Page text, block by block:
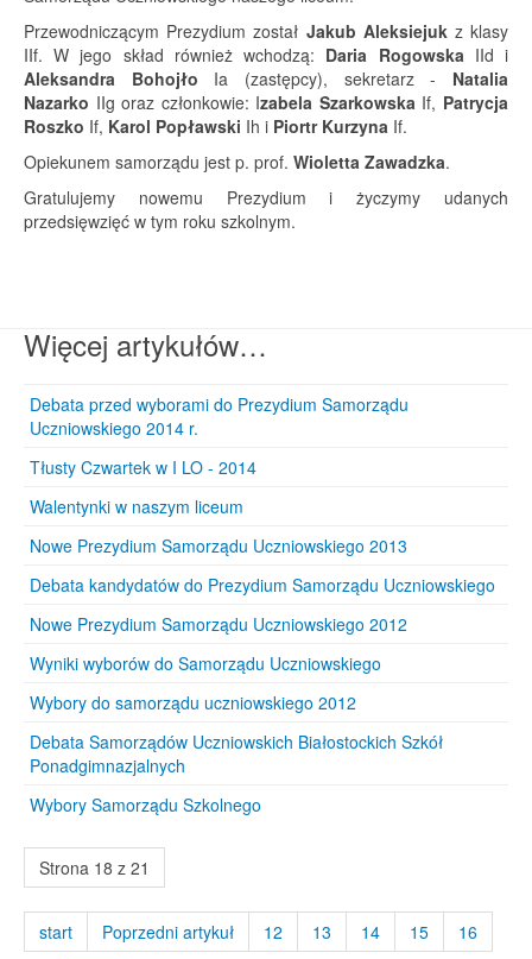
Przewodniczącym Prezydium został Jakub Aleksiejukz klasy
IIf. W jego skład również wchodzą: Daria RogowskaIId i
Aleksandra Bohojło Ia (zastępcy), sekretarz - Natalia
Nazarko IIg oraz członkowie: Izabela SzarkowskaIf, Patrycja
Roszko If, Karol Popławski Ih i Piortr Kurzyna If.
Opiekunem samorządu jest p. prof. Wioletta Zawadzka.
Gratulujemy nowemu Prezydium i życzymy udanych
przedsięwzięć w tym roku szkolnym.
Więcej artykułów…
Debata przed wyborami do Prezydium Samorządu
Uczniowskiego 2014 r.
Tłusty Czwartek w I LO - 2014
Walentynki w naszym liceum
Nowe Prezydium Samorządu Uczniowskiego 2013
Debata kandydatów do Prezydium Samorządu Uczniowskiego
Nowe Prezydium Samorządu Uczniowskiego 2012
Wyniki wyborów do Samorządu Uczniowskiego
Wybory do samorządu uczniowskiego 2012
Debata Samorządów Uczniowskich Białostockich Szkół
Ponadgimnazjalnych
Wybory Samorządu Szkolnego
Strona 18 z 21
start Poprzedni artykuł 12 13 14 15 16